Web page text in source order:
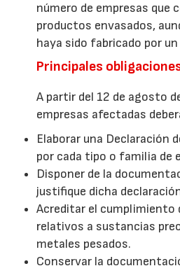
número de empresas que
productos envasados,
haya sido fabricado por
Principales
A partir del 12 de agosto
empresas afectadas
Elaborar una Declaración
por cada tipo o familia de
Disponer de la
justifique dicha
Acreditar el cumplimiento
relativos a sustancias
metales pesados.
Conservar la